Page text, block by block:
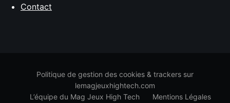
Contact
Politique de gestion des cookies & trackers sur
lemagjeuxhightech.com
L’équipe du Mag Jeux High Tech
Mentions Légales